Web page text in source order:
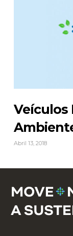
Veículos
Abril 13, 2018